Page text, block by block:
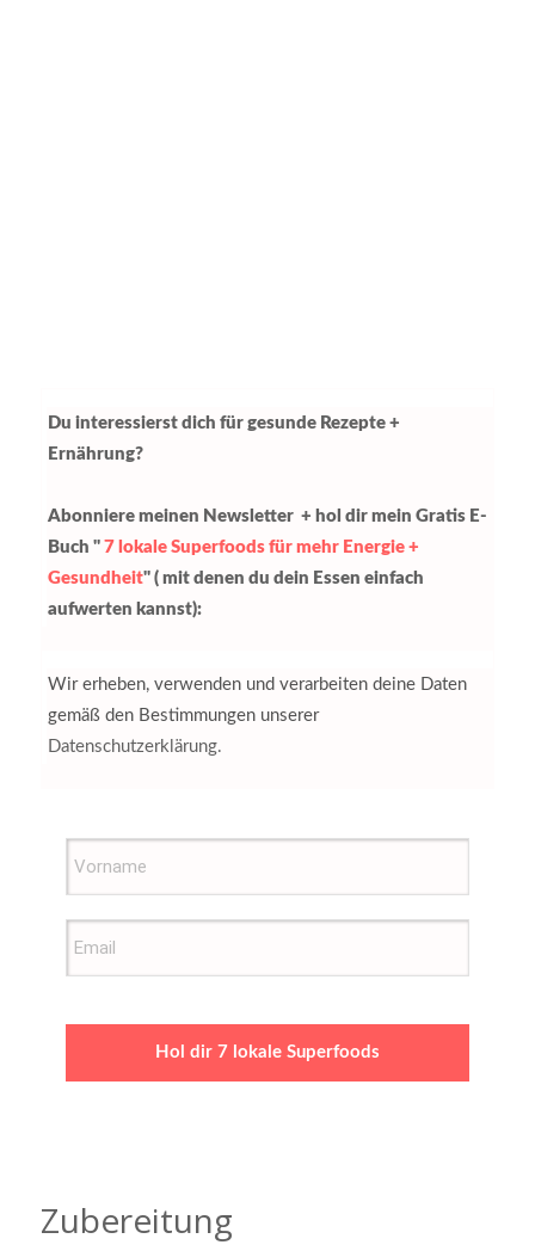
Du interessierst dich für gesunde Rezepte +
Ernährung?
Abonniere meinen Newsletter + hol dir mein Gratis E-
Buch " 7 lokale Superfoods für mehr Energie +
Gesundheit" ( mit denen du dein Essen einfach
aufwerten kannst):
Wir erheben, verwenden und verarbeiten deine Daten
gemäß den Bestimmungen unserer
Datenschutzerklärung.
Hol dir 7 lokale Superfoods
Zubereitung